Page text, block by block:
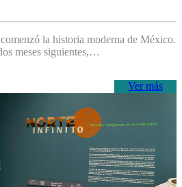
la historia moderna de México.
meses siguientes,…
Ver más